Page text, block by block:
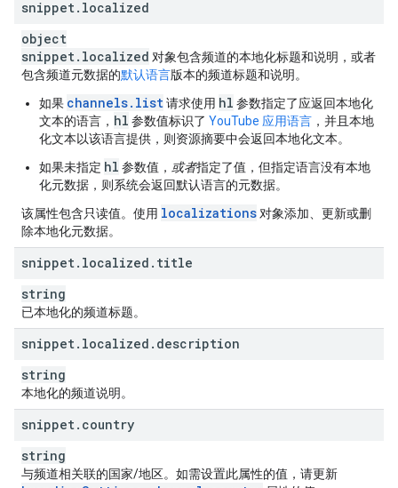
snippet. localized
object
snippet. localized 对象包含频道的本地化标题和说明，或者
包含频道元数据的默认语言版本的频道标题和说明。
如果 channels.list请求使用 hl 参数指定了应返回本地化
文本的语言， hl 参数值标识了 YouTube 应用语言 ，并且本地
化文本以该语言提供，则资源摘要中会返回本地化文本。
如果未指定 hl 参数值， 或者指定了值，但指定语言没有本地
化元数据，则系统会返回默认语言的元数据。
该属性包含只读值。使用 localizations 对象添加、更新或删
除本地化元数据。
snippet. localized . title
string
已本地化的频道标题。
snippet. localized . description
string
本地化的频道说明。
snippet. country
string
与频道相关联的国家/地区。如需设置此属性的值，请更新